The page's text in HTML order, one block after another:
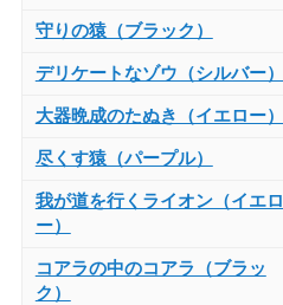
守りの猿（ブラック）
デリケートなゾウ（シルバー）
大器晩成のたぬき（イエロー）
尽くす猿（パープル）
我が道を行くライオン（イエロ
ー）
コアラの中のコアラ（ブラッ
ク）